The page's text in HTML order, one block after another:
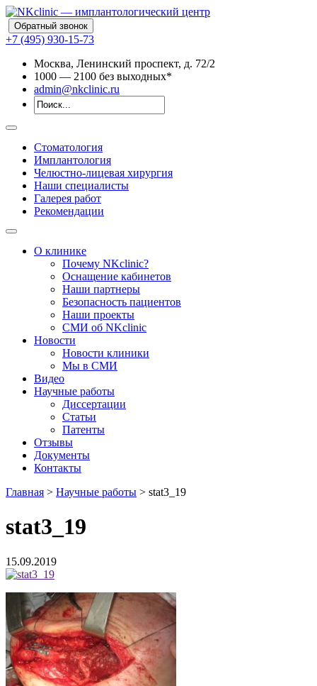
Обратный звонок
+7 (495) 930-15-73
Москва, Ленинский проспект, д. 72/2
1000 — 2100 без выходных*
admin@nkclinic.ru
Стоматология
Имплантология
Челюстно-лицевая хирургия
Наши специалисты
Галерея работ
Рекомендации
О клинике
Почему NKclinic?
Оснащение кабинетов
Наши партнеры
Безопасность пациентов
Наши проекты
СМИ об NKclinic
Новости
Новости клиники
Мы в СМИ
Видео
Научные работы
Диссертации
Статьи
Патенты
Отзывы
Документы
Контакты
Главная > Научные работы > stat3_19
stat3_19
15.09.2019